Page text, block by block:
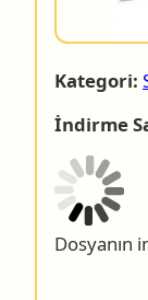
Kategori:
İndirme
Dosyanın